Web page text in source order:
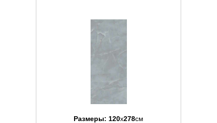
Размеры: 120x278см